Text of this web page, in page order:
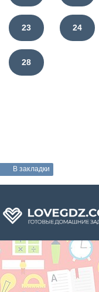
23 24
28
В закладки